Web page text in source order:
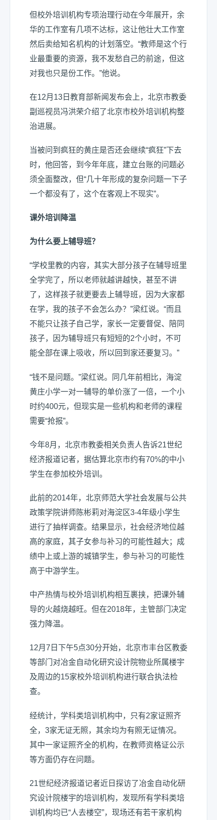
但校外培训机构专项治理行动在今年展开，余
华的工作室有几项不达标，这让他壮大工作室
然后卖给知名机构的计划落空。“教师是这个行
业最重要的资源，我不发愁自己的前途，但这
对我也只是份工作。”他说。
在12月13日教育部新闻发布会上，北京市教委
副巡视员冯洪荣介绍了北京市校外培训机构整
治进展。
当被问到疯狂的黄庄是否还会继续“疯狂”下去
时，他回答，到今年年底，建立台账的问题必
须全面整改，但“几十年形成的复杂问题一下子
一个都没有了，这个在客观上不现实”。
课外培训降温
为什么要上辅导班？
“学校里教的内容，其实大部分孩子在辅导班里
全学完了，所以老师就越讲越快，甚至不讲
了，这样孩子就更要去上辅导班，因为大家都
在学，我的孩子不会怎么办？”梁红说。“而且
不能只让孩子自己学，家长一定要督促、陪同
孩子，因为辅导班只有短短的2个小时，不可
能全部在课上吸收，所以回到家还要复习。”
“钱不是问题。”梁红说。同几年前相比，海淀
黄庄小学一对一辅导的单价涨了一倍，一个小
时约400元，但现实是一些机构和老师的课程
需要“抢报”。
今年8月，北京市教委相关负责人告诉21世纪
经济报道记者，据估算北京市约有70%的中小
学生在参加校外培训。
此前的2014年，北京师范大学社会发展与公共
政策学院讲师陈彬莉对海淀区3-4年级小学生
进行了抽样调查。结果显示，社会经济地位越
高的家庭，其子女参与补习的可能性越大；成
绩中上或上游的城镇学生，参与补习的可能性
高于中游学生。
中产热情与校外培训机构相互裹挟，把课外辅
导的火越烧越旺。但在2018年，主管部门决定
强力降温。
12月7日下午5点30分开始，北京市丰台区教委
等部门对冶金自动化研究设计院物业所属楼宇
及周边的15家校外培训机构进行联合执法检
查。
经统计，学科类培训机构中，只有2家证照齐
全，3家无证无照，其余均为有照无证情况。
其中一家证照齐全的机构，在教师资格证公示
等方面仍存在问题。
21世纪经济报道记者近日探访了冶金自动化研
究设计院楼宇的培训机构，发现所有学科类培
训机构均已“人去楼空”，现场还有若干家机构